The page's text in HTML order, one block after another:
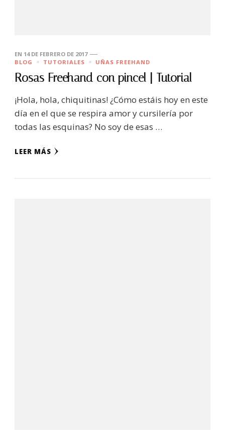
EN 14 DE FEBRERO DE 2017
BLOG
TUTORIALES UÑAS FREEHAND
Rosas Freehand con pincel | Tutorial
¡Hola, hola, chiquitinas! ¿Cómo estáis hoy en este
día en el que se respira amor y cursilería por
todas las esquinas? No soy de esas …
LEER MÁS